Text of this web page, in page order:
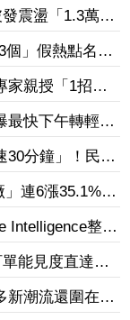
震盪「1.3萬人
入手
個」假熱點名
偷走
家親授「1招」
最快下午轉輕
30分鐘」！民眾
」連6漲35.1%
看到明年
Intelligence整合
撤了
能見度直達
準備接棒
潮流還圍在賴